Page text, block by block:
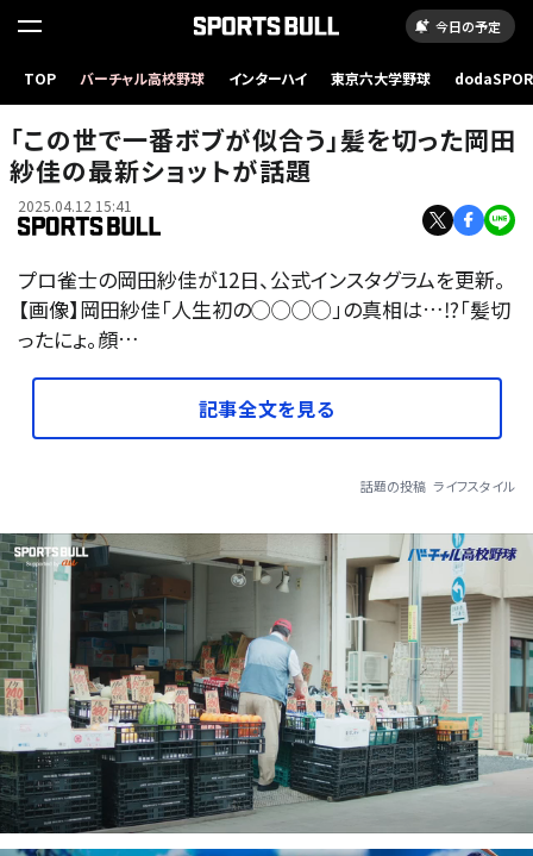
今日の予定
TOP バーチャル高校野球 インターハイ 東京六大学野球
「この世で一番ボブが似合う」髪を切った岡田
紗佳の最新ショットが話題
2025.04.12 15:41
プロ雀士の岡田紗佳が12日、公式インスタグラムを更新。
【画像】岡田紗佳「人生初の◯◯◯◯」の真相は…⁉「髪切
ったにょ。顔…
記事全文を見る
話題の投稿 ライフスタイル